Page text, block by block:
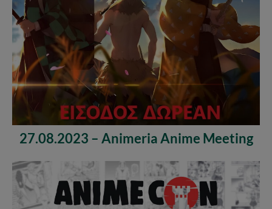
27.08.2023 – Animeria Anime Meeting